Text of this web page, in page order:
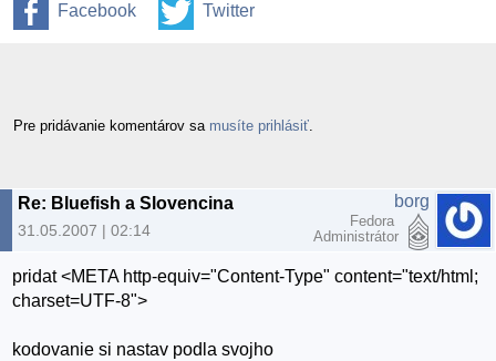
Facebook Twitter
Pre pridávanie komentárov sa musíte prihlásiť
Re: Bluefish a Slovencina
31.05.2007 | 02:14
borg
Fedora
Administrátor
pridat <META http-equiv="Content-Type" content="text/html;
charset=UTF-8">
kodovanie si nastav podla svojho